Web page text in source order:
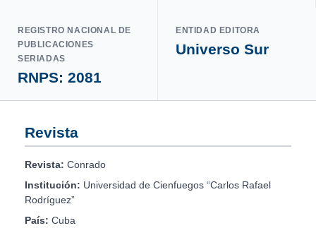
REGISTRO NACIONAL DE
PUBLICACIONES
SERIADAS
RNPS: 2081
ENTIDAD EDITORA
Universo Sur
Revista
Revista: Conrado
Institución: Universidad de Cienfuegos “Carlos Rafael
Rodríguez”
País: Cuba